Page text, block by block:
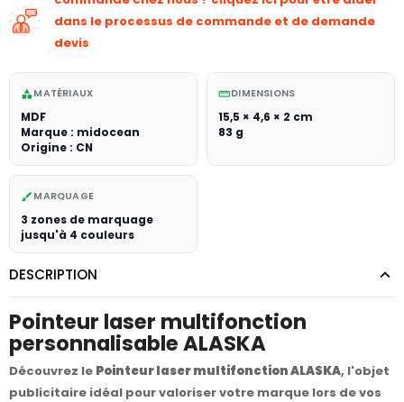
dans le processus de commande et de demande
devis
categoryMATÉRIAUX
MDF
Marque : midocean
Origine : CN
straightenDIMENSIONS
15,5 × 4,6 × 2 cm
83 g
brush MARQUAGE
3 zones de marquage
jusqu'à 4 couleurs
DESCRIPTION
Pointeur laser multifonction
personnalisable ALASKA
Découvrez le Pointeur laser multifonction ALASKA, l'objet
publicitaire idéal pour valoriser votre marque lors de vos